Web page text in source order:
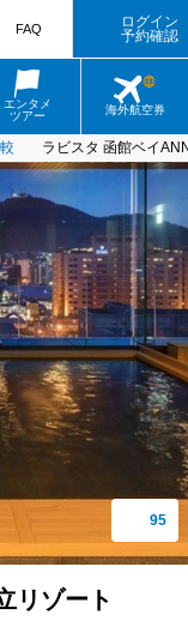
エンタメ
ツアー
海外航空券
FAQ
ログイン
予約確認
ラビスタ 函館ベイ
リゾート